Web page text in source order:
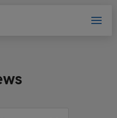
HELLA!
Kundengruppe